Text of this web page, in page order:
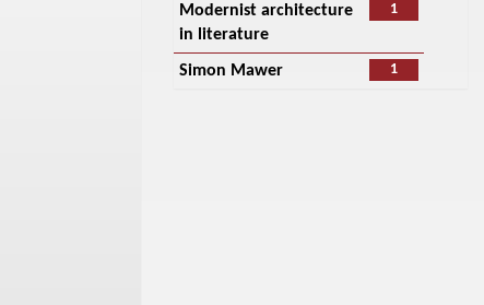
1
Modernist architecture
in literature
1
Simon Mawer